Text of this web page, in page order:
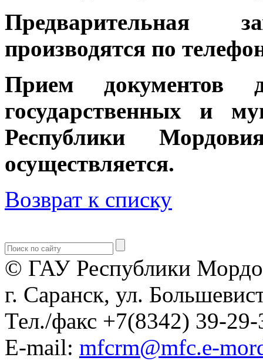
Предварительная
производятся по
Прием документов
государственных и
Республики
осуществляется.
Возврат к списку
© ГАУ Республики
г. Саранск, ул.
Тел./факс +7(8342) 39-29-
E-mail: mfcrm@mfc.e-